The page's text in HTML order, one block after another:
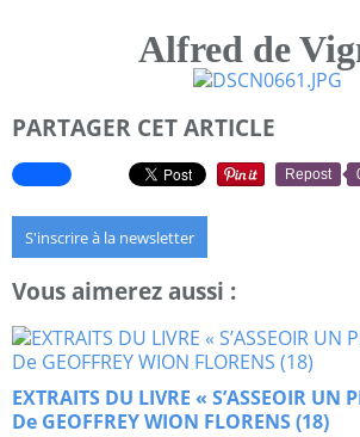
Alfred de
PARTAGER CET ARTICLE
Repost
S'inscrire à la newsletter
Vous aimerez aussi :
EXTRAITS DU LIVRE « S’ASSEOIR UN
De GEOFFREY WION FLORENS (18)